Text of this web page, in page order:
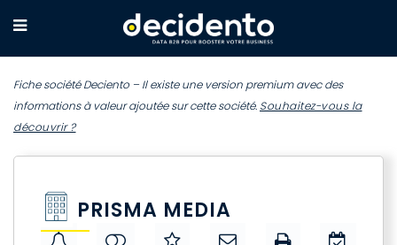
Fiche société Deciento – Il existe une version premium avec des
informations à valeur ajoutée sur cette société. Souhaitez-vous la
découvrir ?
PRISMA MEDIA